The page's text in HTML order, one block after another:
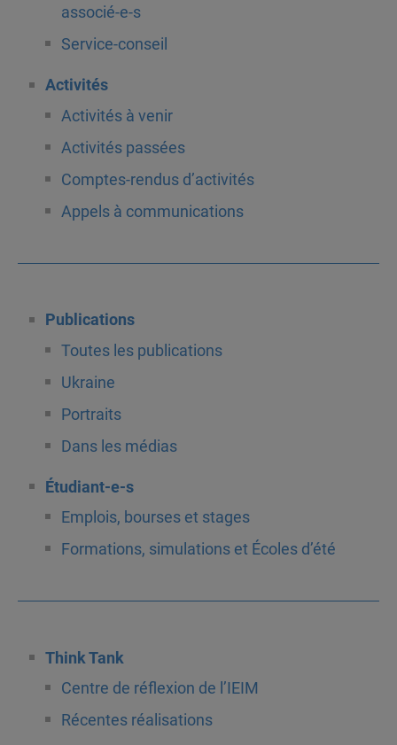
associé-e-s
Service-conseil
Activités
Activités à venir
Activités passées
Comptes-rendus d’activités
Appels à communications
Publications
Toutes les publications
Ukraine
Portraits
Dans les médias
Étudiant-e-s
Emplois, bourses et stages
Formations, simulations et Écoles d’été
Think Tank
Centre de réflexion de l’IEIM
Récentes réalisations